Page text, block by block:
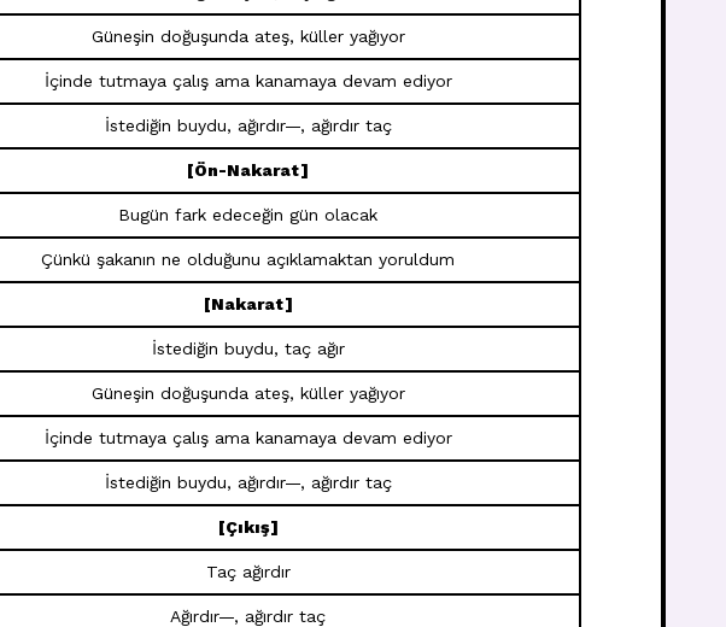
Güneşin doğuşunda ateş, küller yağıyor
İçinde tutmaya çalış ama kanamaya devam ediyor
İstediğin buydu, ağırdır—, ağırdır taç
[Ön-Nakarat]
Bugün fark edeceğin gün olacak
Çünkü şakanın ne olduğunu açıklamaktan yoruldum
[Nakarat]
İstediğin buydu, taç ağır
Güneşin doğuşunda ateş, küller yağıyor
İçinde tutmaya çalış ama kanamaya devam ediyor
İstediğin buydu, ağırdır—, ağırdır taç
[Çıkış]
Taç ağırdır
Ağırdır—, ağırdır taç